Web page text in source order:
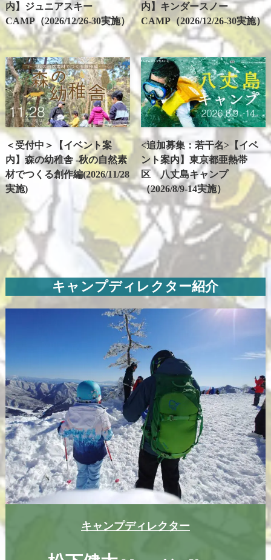
内】ジュニアスキー
CAMP（2026/12/26-30実施）
内】キンダースノー
CAMP（2026/12/26-30実施）
＜受付中＞【イベント案
内】森の幼稚舎 -秋の自然素
材でつくる創作編(2026/11/28
実施)
<追加募集：若干名>【イベ
ント案内】東京都亜熱帯
区 八丈島キャンプ
（2026/8/9-14実施）
キャンプディレクター紹介
キャンプディレクター